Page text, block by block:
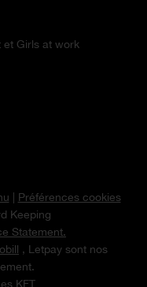
et Girls at work
| Préférences cookies
Keeping
Statement.
, Letpay sont nos
KFT